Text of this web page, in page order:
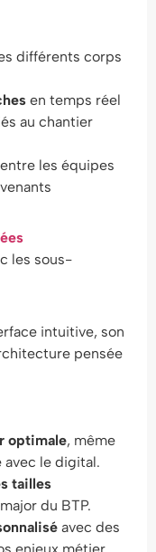
différents corps
en temps réel
au chantier
entre les équipes
les sous-
intuitive, son
pensée
optimale, même
avec le digital.
tailles
du BTP.
avec des